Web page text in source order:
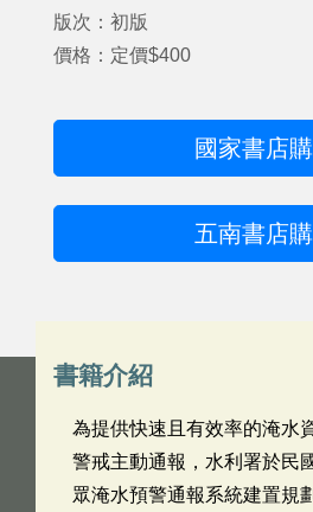
版次：初版
價格：定價$400
國家書店
五南書店
書籍介紹
為提供快速且有效率的淹水
警戒主動通報，水利署於民
眾淹水預警通報系統建置規